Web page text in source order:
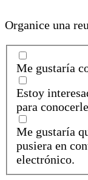
Organice una
Me gustaría
Estoy
para
Me gustaría
pusiera en
electrónico.